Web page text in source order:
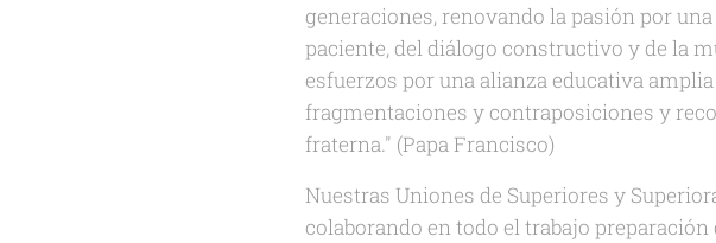
generaciones, renovando la pasión por
paciente, del diálogo constructivo y de la
esfuerzos por una alianza educativa
fragmentaciones y contraposiciones y
fraterna." (Papa Francisco)
Nuestras Uniones de Superiores y
colaborando en todo el trabajo